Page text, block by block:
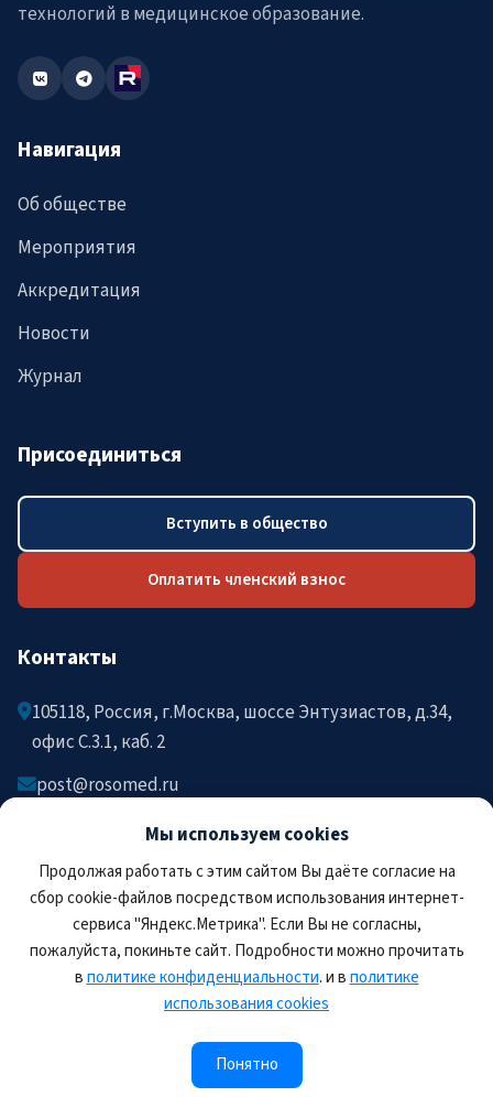
Мы используем cookies
Продолжая работать с этим сайтом Вы даёте согласие на
сбор cookie-файлов посредством использования интернет-
сервиса "Яндекс.Метрика". Если Вы не согласны,
пожалуйста, покиньте сайт. Подробности можно прочитать
вполитике конфиденциальности. и вполитике
использования cookies
Понятно
технологий в медицинское образование.
Навигация
Об обществе
Мероприятия
Аккредитация
Новости
Журнал
Присоединиться
Вступить в общество
Оплатить членский взнос
Контакты
105118, Россия, г.Москва, шоссе Энтузиастов, д.34,
офис C.3.1, каб. 2
post@rosomed.ru
+7-903-729-09-87
+7-910-880-36-92
Правила пользования сайтом
конфиденциальности
Соглашение на обработку